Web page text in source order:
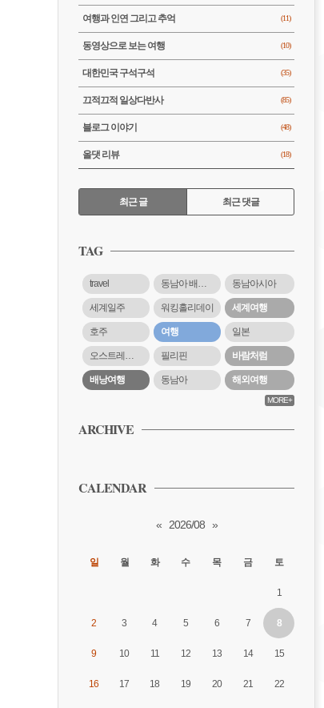
여행과 인연 그리고 추억 (11)
동영상으로 보는 여행 (10)
대한민국 구석구석 (35)
끄적끄적 일상다반사 (85)
블로그 이야기 (48)
올댓 리뷰 (18)
RECENTLY
최근 글 최근 댓글
근
글
TAG
travel 동남아 배낭여행 동남아시아
세계일주 워킹홀리데이 세계여행
호주 여행 일본
오스트레일리아 필리핀 바람처럼
배낭여행 동남아 해외여행
MORE+
ARCHIVE
CALENDAR
« 2026/08 »
일 월 화 수 목 금 토
1
2 3 4 5 6 7 8
9 10 11 12 13 14 15
16 17 18 19 20 21 22